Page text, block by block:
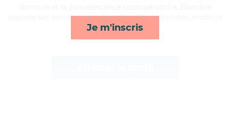
Je m'inscris
apporte ses services de toilette/habillage, activités, mobilité
et lever/coucher*